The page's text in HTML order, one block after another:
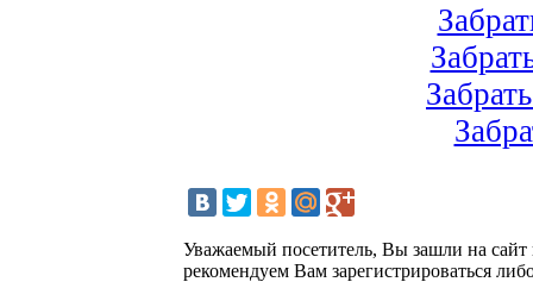
Уважаемый посетитель, Вы зашли на
рекомендуем Вам зарегистрироваться